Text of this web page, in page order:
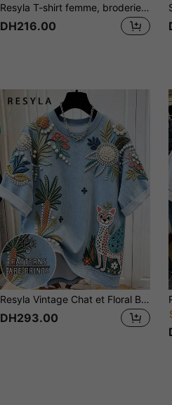
Resyla T-shirt femme, broderie en faux denim, t-shirt à imprimé graphique avec décoration de fausses perles, t-shirt ample à col rond, t-shirt élégant pour femme, convient pour le port quotidien et les sorties. Top court femme, vêtement d'été pour femme, dernier Top femme, t-shirt à motif de broderie papillon et floral
DH216.00
Resyla Vintage Chat et Floral Broderie Imprimer Grande Taille Femmes décontracté Col Rond Manches Courtes T-Shirt, Motif Floral Bleu Top, Convient Pour Le Port Quotidien Et Les Vacances
DH293.00